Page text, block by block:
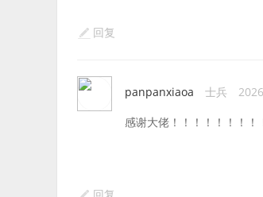
回复
panpanxiaoa 士兵
感谢大佬！！！！！！！！